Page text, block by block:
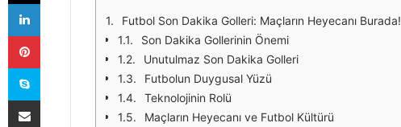
Futbol Son Dakika Golleri: Maçların Heyecanı Burada!
Son Dakika Gollerinin Önemi
Unutulmaz Son Dakika Golleri
Futbolun Duygusal Yüzü
Teknolojinin Rolü
Maçların Heyecanı ve Futbol Kültürü
LinkedIn
Pinterest
Skype
E-Posta ile paylaş